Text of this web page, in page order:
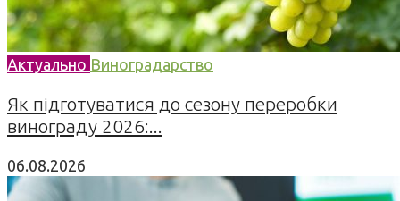
Актуально Виноградарство
Як підготуватися до сезону переробки
винограду 2026:...
06.08.2026